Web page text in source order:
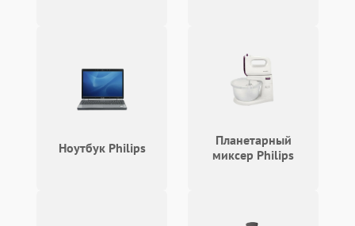
Ноутбук Philips
Планетарный
миксер Philips